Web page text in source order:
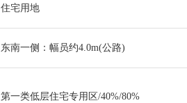
住宅用地
东南一侧：幅员约4.0m(公路)
第一类低层住宅专用区/40%/80%